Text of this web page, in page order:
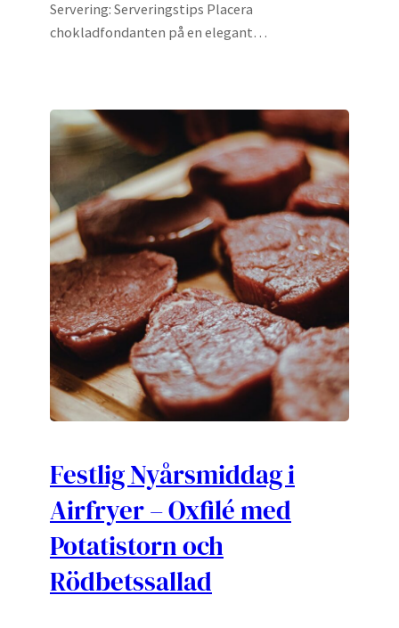
Servering: Serveringstips Placera
chokladfondanten på en elegant…
Festlig Nyårsmiddag i
Airfryer – Oxfilé med
Potatistorn och
Rödbetssallad